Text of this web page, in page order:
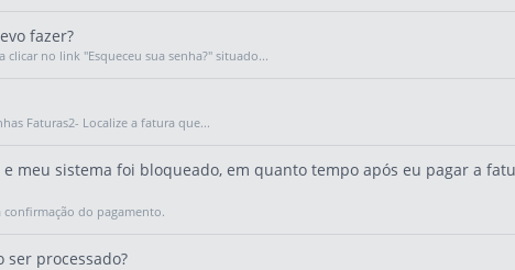
fazer?
clicar no link "Esqueceu sua senha?" situado...
Faturas2- Localize a fatura que...
meu sistema foi bloqueado, em quanto tempo após eu pagar a
confirmação do pagamento.
processado?